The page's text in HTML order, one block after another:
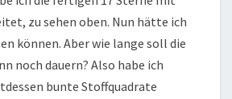
zu sehen oben. Nun hätte ich
können. Aber wie lange soll die
noch dauern? Also habe ich
bunte Stoffquadrate